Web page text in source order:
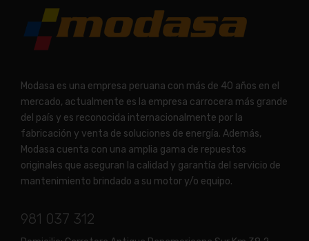
Modasa es una empresa peruana con más de 40 años en el
mercado, actualmente es la empresa carrocera más grande
del país y es reconocida internacionalmente por la
fabricación y venta de soluciones de energía. Además,
Modasa cuenta con una amplia gama de repuestos
originales que aseguran la calidad y garantía del servicio de
mantenimiento brindado a su motor y/o equipo.
981 037 312